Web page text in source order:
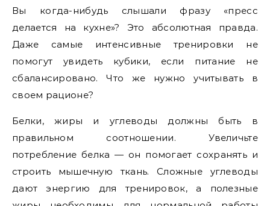
Вы когда-нибудь слышали фразу «пресс
делается на кухне»? Это абсолютная правда.
Даже самые интенсивные тренировки не
помогут увидеть кубики, если питание не
сбалансировано. Что же нужно учитывать в
своем рационе?
Белки, жиры и углеводы должны быть в
правильном соотношении. Увеличьте
потребление белка — он помогает сохранять и
строить мышечную ткань. Сложные углеводы
дают энергию для тренировок, а полезные